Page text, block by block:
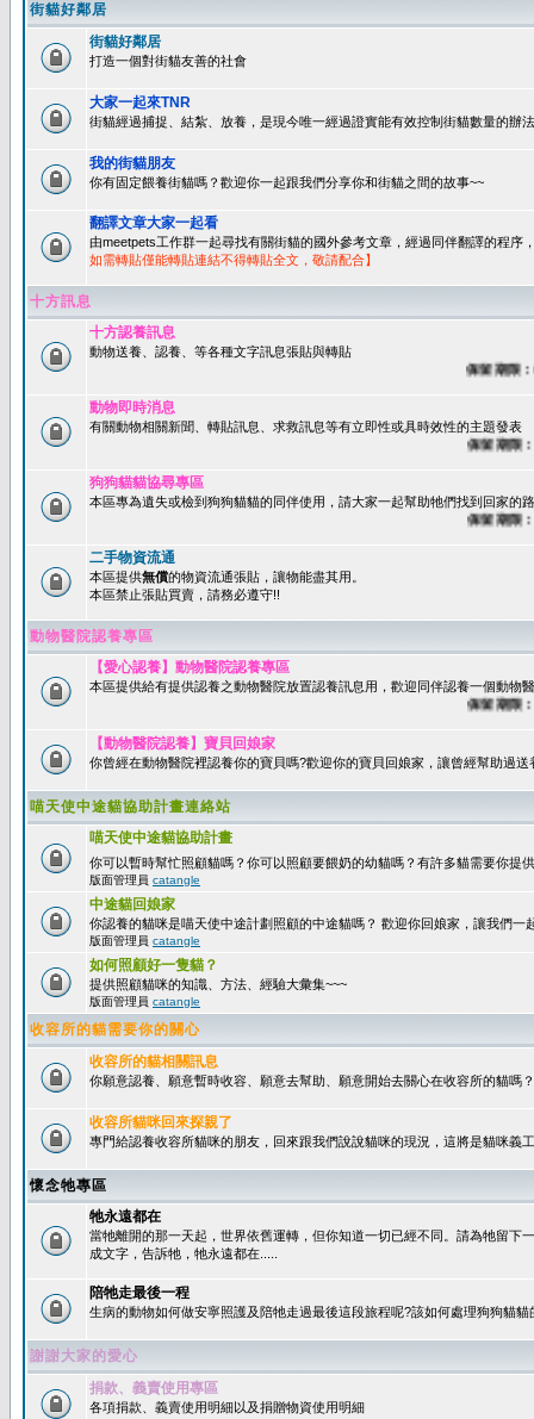
街貓好鄰居
街貓好鄰居
打造一個對街貓友善的社會
大家一起來TNR
街貓經過捕捉、結紮、放養，是現今唯一經過證實能有效控制街貓數量的辦
我的街貓朋友
你有固定餵養街貓嗎？歡迎你一起跟我們分享你和街貓之間的故事~~
翻譯文章大家一起看
由meetpets工作群一起尋找有關街貓的國外參考文章，經過同伴翻譯的程序
如需轉貼僅能轉貼連結不得轉貼全文，敬請配合】
十方訊息
十方認養訊息
動物送養、認養、等各種文字訊息張貼與轉貼
保留期限：60
動物即時消息
有關動物相關新聞、轉貼訊息、求救訊息等有立即性或具時效性的主題發表
保留期限：45
狗狗貓貓協尋專區
本區專為遺失或檢到狗狗貓貓的同伴使用，請大家一起幫助牠們找到回家的
保留期限：60
二手物資流通
本區提供無償的物資流通張貼，讓物能盡其用。
本區禁止張貼買賣，請務必遵守!!
動物醫院認養專區
【愛心認養】動物醫院認養專區
本區提供給有提供認養之動物醫院放置認養訊息用，歡迎同伴認養一個動物
保留期限：60
【動物醫院認養】寶貝回娘家
你曾經在動物醫院裡認養你的寶貝嗎?歡迎你的寶貝回娘家，讓曾經幫助過
喵天使中途貓協助計畫連絡站
喵天使中途貓協助計畫
你可以暫時幫忙照顧貓嗎？你可以照顧要餵奶的幼貓嗎？有許多貓需要你提
版面管理員 catangle
中途貓回娘家
你認養的貓咪是喵天使中途計劃照顧的中途貓嗎？ 歡迎你回娘家，讓我們一
版面管理員 catangle
如何照顧好一隻貓？
提供照顧貓咪的知識、方法、經驗大彙集~~~
版面管理員 catangle
收容所的貓需要你的關心
收容所的貓相關訊息
你願意認養、願意暫時收容、願意去幫助、願意開始去關心在收容所的貓嗎？
收容所貓咪回來探親了
專門給認養收容所貓咪的朋友，回來跟我們說說貓咪的現況，這將是貓咪義
懷念牠專區
牠永遠都在
當牠離開的那一天起，世界依舊運轉，但你知道一切已經不同。請為牠留下
成文字，告訴牠，牠永遠都在.....
陪牠走最後一程
生病的動物如何做安寧照護及陪牠走過最後這段旅程呢?該如何處理狗狗貓貓
謝謝大家的愛心
捐款、義賣使用專區
各項捐款、義賣使用明細以及捐贈物資使用明細